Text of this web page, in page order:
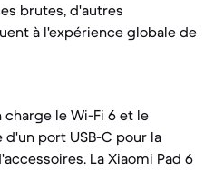
brutes, d'autres
à l'expérience globale de
charge le Wi-Fi 6 et le
port USB-C pour la
La Xiaomi Pad 6